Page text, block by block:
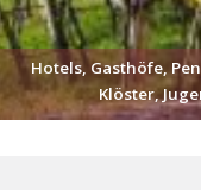
Hotels, Gasthöfe,
Klöster,